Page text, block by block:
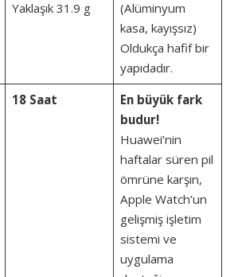
Yaklaşık 31.9 g
(Alüminyum
kasa, kayışsız)
Oldukça hafif bir
yapıdadır.
18 Saat
En büyük fark
budur!
Huawei’nin
haftalar süren pil
ömrüne karşın,
Apple Watch’un
gelişmiş işletim
sistemi ve
uygulama